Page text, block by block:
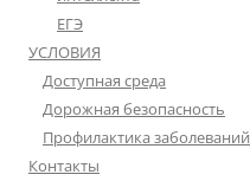
ЕГЭ
УСЛОВИЯ
Доступная среда
Дорожная безопасность
Профилактика заболеваний
Контакты